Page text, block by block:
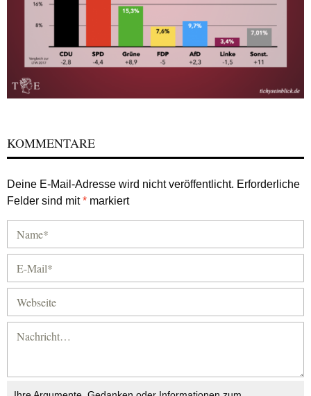
KOMMENTARE
Deine E-Mail-Adresse wird nicht veröffentlicht. Erforderliche
Felder sind mit* markiert